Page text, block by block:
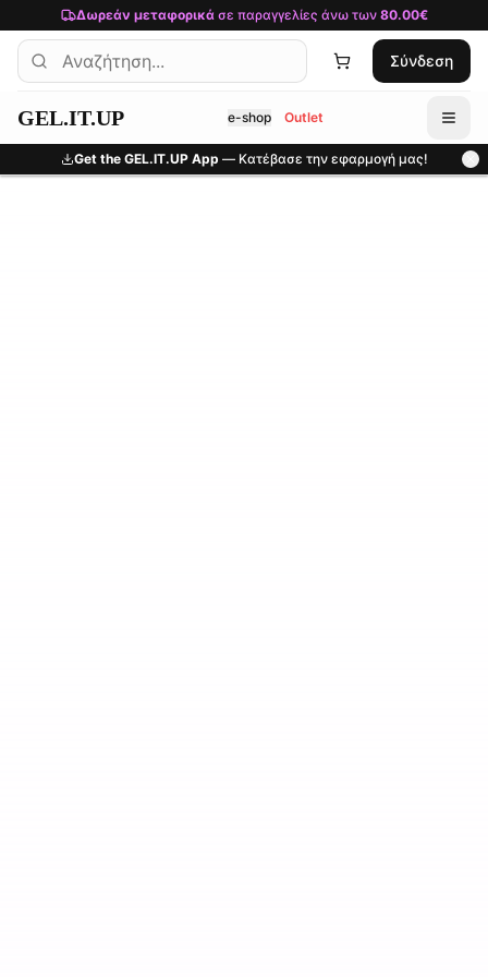
Μετάβαση στο κύριο περιεχόμενο
Δωρεάν μεταφορικάσε παραγγελίες άνω των 80.00€
Σύνδεση
GEL.IT.UP e-shop Outlet
Get the GEL.IT.UP App — Κατέβασε την εφαρμογή μας!